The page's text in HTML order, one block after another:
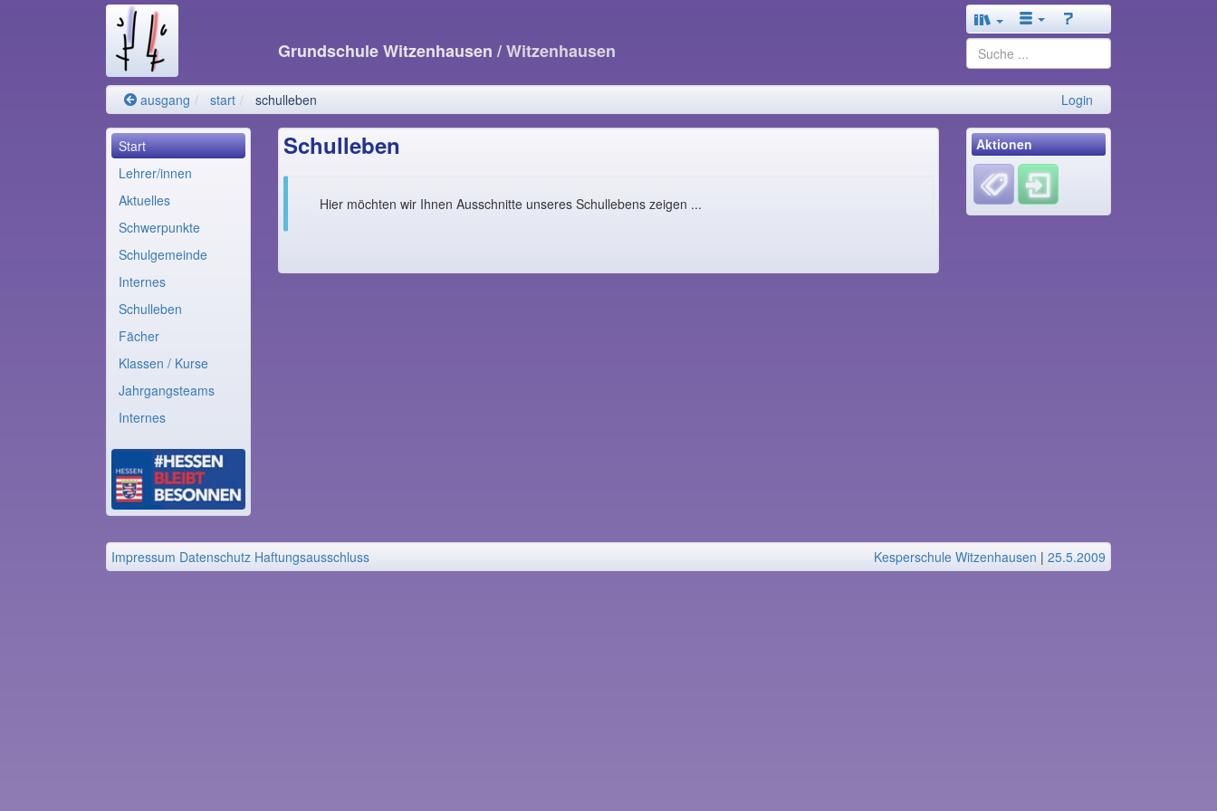
Grundschule Witzenhausen / Witzenhausen
ausgang start schulleben Login
Start
Lehrer/innen
Aktuelles
Schwerpunkte
Schulgemeinde
Internes
Schulleben
Fächer
Klassen / Kurse
Jahrgangsteams
Internes
Schulleben
Hier möchten wir Ihnen Ausschnitte unseres Schullebens zeigen ...
Aktionen
Impressum Datenschutz Haftungsausschluss Kesperschule Witzenhausen | 25.5.2009